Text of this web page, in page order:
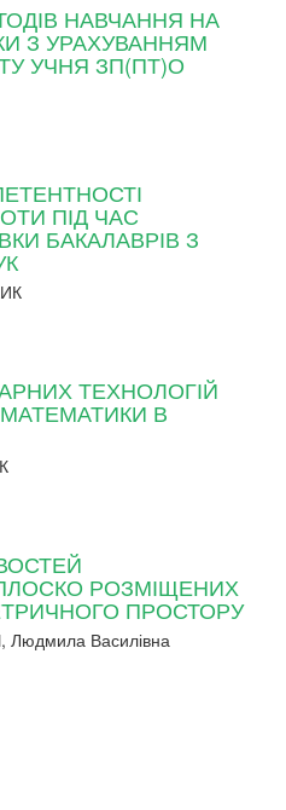
НАВЧАННЯ НА
З УРАХУВАННЯМ
УЧНЯ ЗП(ПТ)О
ПІД ЧАС
БАКАЛАВРІВ З
ТЕХНОЛОГІЙ
В
РОЗМІЩЕНИХ
ПРОСТОРУ
Людмила Василівна